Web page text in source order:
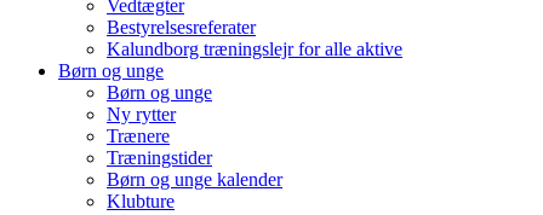
Vedtægter
Bestyrelsesreferater
Kalundborg træningslejr for alle aktive
Børn og unge
Børn og unge
Ny rytter
Trænere
Træningstider
Børn og unge kalender
Klubture